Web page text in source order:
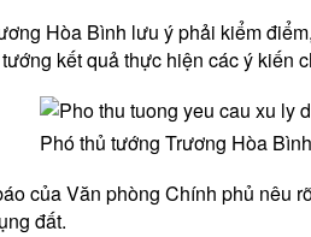
Hòa Bình lưu ý phải kiểm
kết quả thực hiện các ý kiến
Phó thủ tướng Trương Hòa
của Văn phòng Chính phủ nêu
đất.